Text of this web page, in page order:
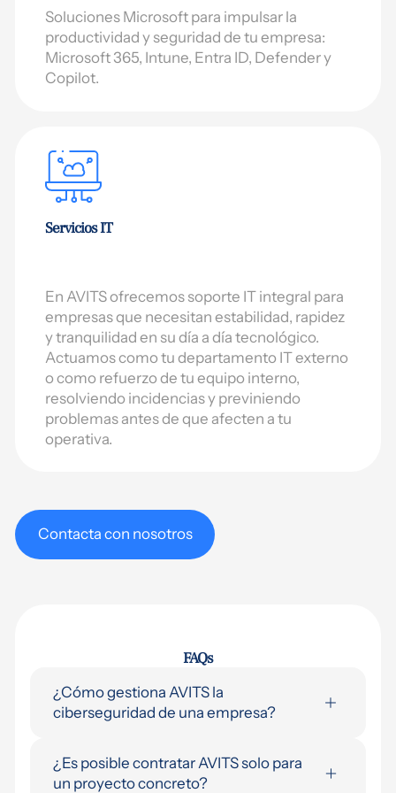
Soluciones Microsoft para impulsar la
productividad y seguridad de tu empresa:
Microsoft 365, Intune, Entra ID, Defender y
Copilot.
Servicios IT
En AVITS ofrecemos soporte IT integral para
empresas que necesitan estabilidad, rapidez
y tranquilidad en su día a día tecnológico.
Actuamos como tu departamento IT externo
o como refuerzo de tu equipo interno,
resolviendo incidencias y previniendo
problemas antes de que afecten a tu
operativa.
Contacta con nosotros
FAQs
¿Cómo gestiona AVITS la
ciberseguridad de una empresa?
entorno para identificar vulnerabilidades. A
partir de ahí implantamos protección de
¿Es posible contratar AVITS solo para
un proyecto concreto?